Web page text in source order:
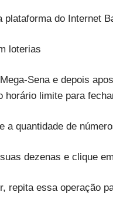
plataforma do Internet
loterias
Sena e depois
horário limite para
a quantidade de
dezenas e clique
repita essa operação